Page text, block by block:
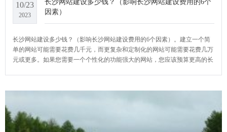
10/23
2023
因素）
长沙网站建设多少钱？（影响长沙网站建设费用的6个因素）。建立一个简
单的网站可能需要花费几千元，而更复杂和定制化的网站可能需要花费几万
元或更多。如果您需要一个个性化的功能强大的网站，您应该预算更高的长